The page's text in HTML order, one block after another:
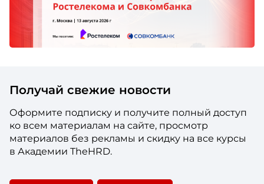
Получай свежие новости
Оформите подписку и получите полный доступ
ко всем материалам на сайте, просмотр
материалов без рекламы и скидку на все курсы
в Академии TheHRD.